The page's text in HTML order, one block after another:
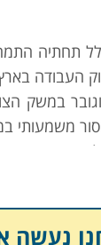
תחתיה
העבודה
במשק
משמעותי
באיזון
נעשה